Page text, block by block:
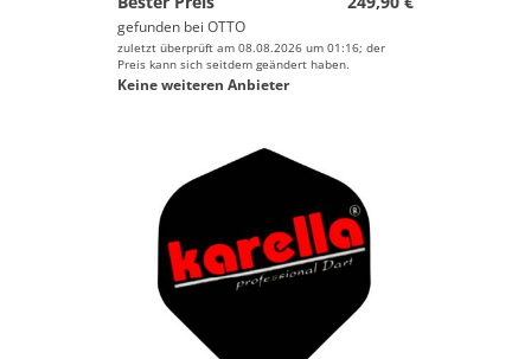
gefunden bei OTTO
zuletzt überprüft am 08.08.2026 um 01:16; der
Preis kann sich seitdem geändert haben.
Keine weiteren Anbieter